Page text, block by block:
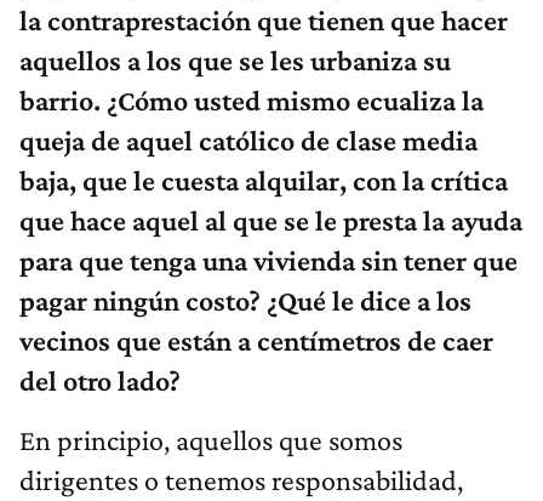
la contraprestación que tienen que hacer
aquellos a los que se les urbaniza su
barrio. ¿Cómo usted mismo ecualiza la
queja de aquel católico de clase media
baja, que le cuesta alquilar, con la crítica
que hace aquel al que se le presta la ayuda
para que tenga una vivienda sin tener que
pagar ningún costo? ¿Qué le dice a los
vecinos que están a centímetros de caer
del otro lado?
En principio, aquellos que somos
dirigentes o tenemos responsabilidad,